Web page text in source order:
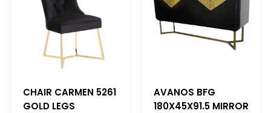
CHAIR CARMEN 5261
GOLD LEGS
AVANOS BFG
180X45X91.5 MIRROR